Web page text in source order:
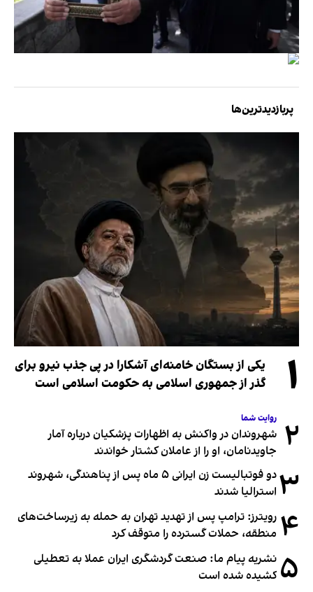
پربازدیدترین‌ها
۱
یکی از بستگان خامنه‌ای آشکارا در پی جذب نیرو برای
گذر از جمهوری اسلامی به حکومت اسلامی است
۲ روایت شما
شهروندان در واکنش به اظهارات پزشکیان درباره آمار
جاویدنامان، او را از عاملان کشتار خواندند
۳
دو فوتبالیست زن ایرانی ۵ ماه پس از پناهندگی، شهروند
استرالیا شدند
۴ رویترز: ترامپ پس از تهدید تهران به حمله به زیرساخت‌های
منطقه، حملات گسترده را متوقف کرد
۵ نشریه پیام ما: صنعت گردشگری ایران عملا به تعطیلی
کشیده شده است